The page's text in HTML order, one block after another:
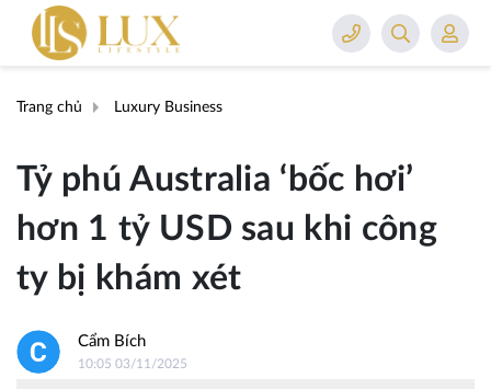
Trang chủ Luxury Business
Tỷ phú Australia ‘bốc hơi’
hơn 1 tỷ USD sau khi công
ty bị khám xét
Cẩm Bích
10:05 03/11/2025